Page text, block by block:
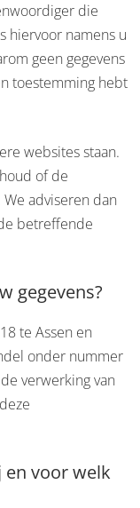
die
hiervoor namens u
geen gegevens
toestemming hebt
websites staan.
of de
adviseren dan
betreffende
gegevens?
te Assen en
onder nummer
verwerking van
en voor welk